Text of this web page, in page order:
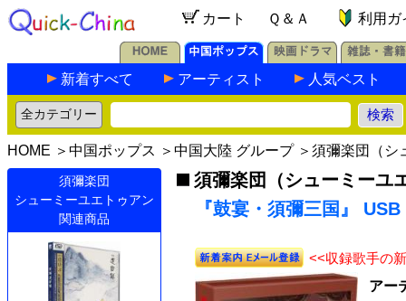
カート Ｑ＆Ａ 利用ガ
新着すべて アーティスト 人気ベスト
HOME ＞ 中国ポップス ＞ 中国大陸 グループ＞ 須彌楽団（シ
須彌楽団
シューミーユエトゥアン
関連商品
須彌楽団（シューミーユ
『鼓宴・須彌三国』
<<収録歌手の
アー